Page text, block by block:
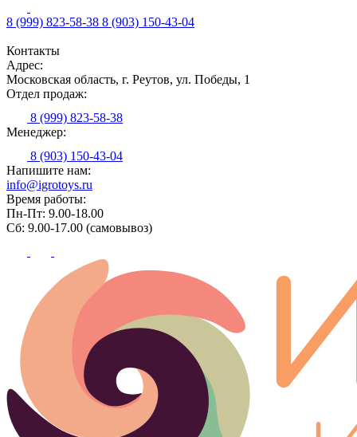
8 (999) 823-58-38 8 (903) 150-43-04
Контакты
Адрес:
Московская область, г. Реутов, ул. Победы, 1
Отдел продаж:
8 (999) 823-58-38
Менеджер:
8 (903) 150-43-04
Напишите нам:
info@igrotoys.ru
Время работы:
Пн-Пт: 9.00-18.00
Сб: 9.00-17.00 (самовывоз)